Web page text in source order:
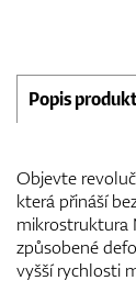
Popis
Objevte
která přináší
mikrostruktura
způsobené
vyšší rychlosti